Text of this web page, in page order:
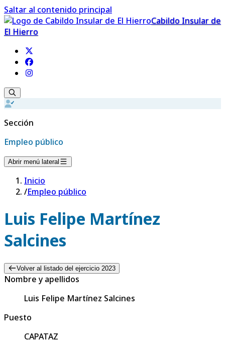
Saltar al contenido principal
Cabildo Insular de
El Hierro
Sección
Empleo público
Abrir menú lateral
Inicio
/Empleo público
Luis Felipe Martínez
Salcines
Volver al listado del ejercicio 2023
Nombre y apellidos
Luis Felipe Martínez Salcines
Puesto
CAPATAZ